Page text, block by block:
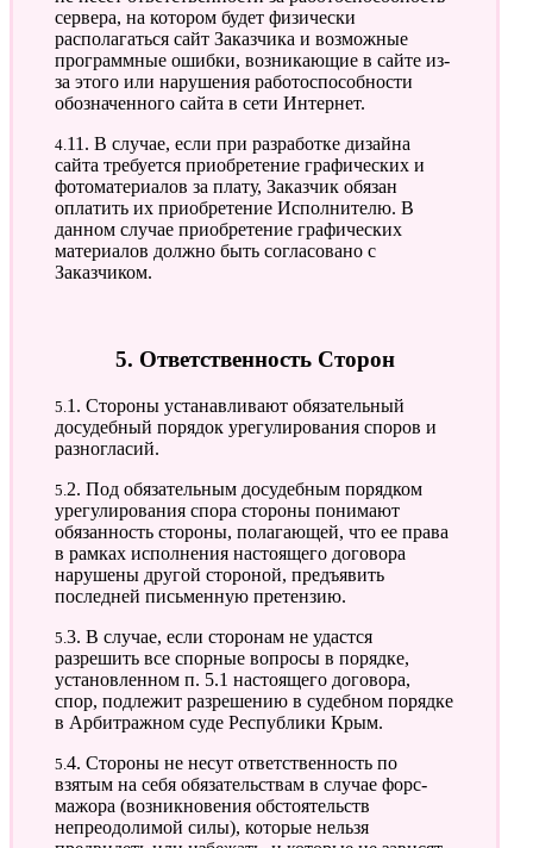
сервера, на котором будет физически
располагаться сайт Заказчика и возможные
программные ошибки, возникающие в сайте из-
за этого или нарушения работоспособности
обозначенного сайта в сети Интернет.
4.11. В случае, если при разработке дизайна
сайта требуется приобретение графических и
фотоматериалов за плату, Заказчик обязан
оплатить их приобретение Исполнителю. В
данном случае приобретение графических
материалов должно быть согласовано с
Заказчиком.
5. Ответственность Сторон
5.1. Стороны устанавливают обязательный
досудебный порядок урегулирования споров и
разногласий.
5.2. Под обязательным досудебным порядком
урегулирования спора стороны понимают
обязанность стороны, полагающей, что ее права
в рамках исполнения настоящего договора
нарушены другой стороной, предъявить
последней письменную претензию.
5.3. В случае, если сторонам не удастся
разрешить все спорные вопросы в порядке,
установленном п. 5.1 настоящего договора,
спор, подлежит разрешению в судебном порядке
в Арбитражном суде Республики Крым.
5.4. Стороны не несут ответственность по
взятым на себя обязательствам в случае форс-
мажора (возникновения обстоятельств
непреодолимой силы), которые нельзя